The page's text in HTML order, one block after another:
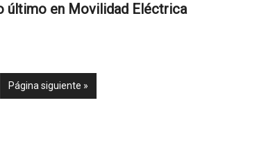
último en Movilidad Eléctrica
Página siguiente »